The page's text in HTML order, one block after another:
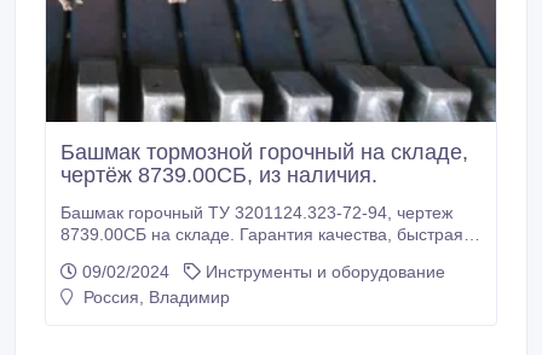
Башмак тормозной горочный на складе,
чертёж 8739.00СБ, из наличия.
Башмак горочный ТУ 3201124.323-72-94, чертеж
8739.00СБ на складе. Гарантия качества, быстрая
Звоните и размещайте вашу заявку: к.т.+7(905)552-
16-94.
09/02/2024
Инструменты и оборудование
Россия, Владимир